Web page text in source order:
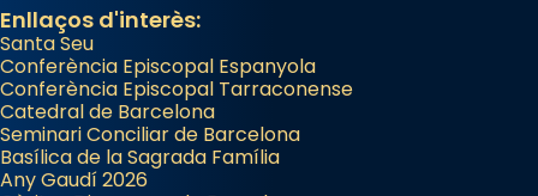
Enllaços d'interès:
Santa Seu
Conferència Episcopal Espanyola
Conferència Episcopal Tarraconense
Catedral de Barcelona
Seminari Conciliar de Barcelona
Basílica de la Sagrada Família
Any Gaudí 2026